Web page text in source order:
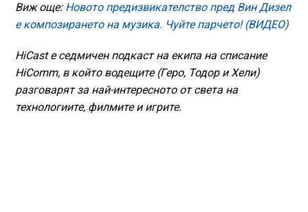
Виж още: Новото предизвикателство пред Вин Дизел
е композирането на музика. Чуйте парчето! (ВИДЕО)
HiCast е седмичен подкаст на екипа на списание
HiComm, в който водещите (Геро, Тодор и Хели)
разговарят за най-интересното от света на
технологиите, филмите и игрите.